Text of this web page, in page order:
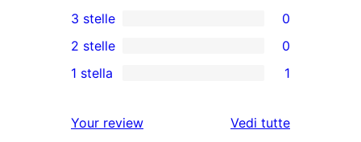
a
5-
stelle
recensioni
a
4-
0
recensioni
a
stelle
3 stelle 0
recensioni
2-
2 stelle 0
recensioni
1 stella 1
Your review Vedi tuttele